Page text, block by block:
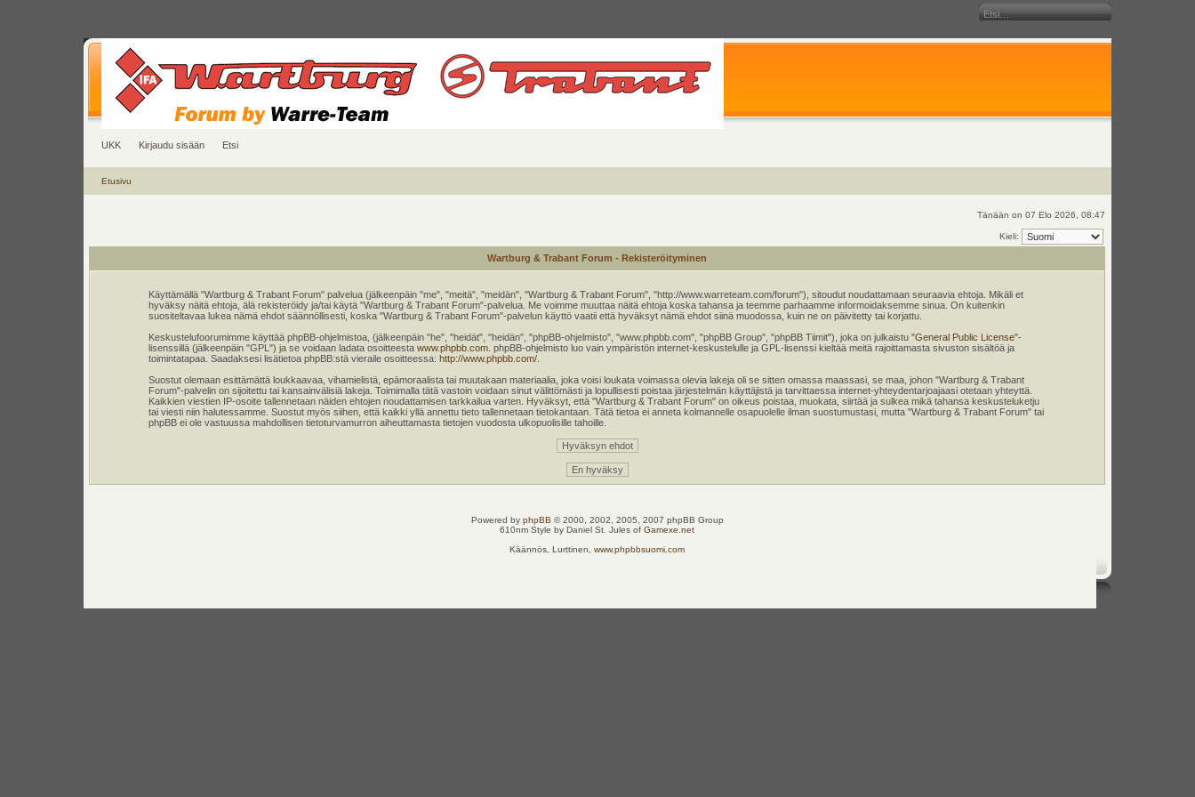
UKK Kirjaudu sisään Etsi
Etusivu
Tänään on 07 Elo 2026, 08:47
Kieli:
Wartburg & Trabant Forum - Rekisteröityminen
Käyttämällä "Wartburg & Trabant Forum" palvelua (jälkeenpäin "me", "meitä", "meidän", "Wartburg & Trabant Forum", "http://www.warreteam.com/forum"), sitoudut noudattamaan seuraavia ehtoja. Mikäli et
hyväksy näitä ehtoja, älä rekisteröidy ja/tai käytä "Wartburg & Trabant Forum"-palvelua. Me voimme muuttaa näitä ehtoja koska tahansa ja teemme parhaamme informoidaksemme sinua. On kuitenkin
suositeltavaa lukea nämä ehdot säännöllisesti, koska "Wartburg & Trabant Forum"-palvelun käyttö vaatii että hyväksyt nämä ehdot siinä muodossa, kuin ne on päivitetty tai korjattu.
Keskustelufoorumimme käyttää phpBB-ohjelmistoa, (jälkeenpäin "he", "heidät", "heidän", "phpBB-ohjelmisto", "www.phpbb.com", "phpBB Group", "phpBB Tiimit"), joka on julkaistu "General Public License"-
lisenssillä (jälkeenpäin "GPL") ja se voidaan ladata osoitteestawww.phpbb.com . phpBB-ohjelmisto luo vain ympäristön internet-keskustelulle ja GPL-lisenssi kieltää meitä rajoittamasta sivuston sisältöä ja
toimintatapaa. Saadaksesi lisätietoa phpBB:stä vieraile osoitteessa:http://www.phpbb.com/
Suostut olemaan esittämättä loukkaavaa, vihamielistä, epämoraalista tai muutakaan materiaalia, joka voisi loukata voimassa olevia lakeja oli se sitten omassa maassasi, se maa, johon "Wartburg & Trabant
Forum"-palvelin on sijoitettu tai kansainvälisiä lakeja. Toimimalla tätä vastoin voidaan sinut välittömästi ja lopullisesti poistaa järjestelmän käyttäjistä ja tarvittaessa internet-yhteydentarjoajaasi otetaan yhteyttä.
Kaikkien viestien IP-osoite tallennetaan näiden ehtojen noudattamisen tarkkailua varten. Hyväksyt, että "Wartburg & Trabant Forum" on oikeus poistaa, muokata, siirtää ja sulkea mikä tahansa keskusteluketju
tai viesti niin halutessamme. Suostut myös siihen, että kaikki yllä annettu tieto tallennetaan tietokantaan. Tätä tietoa ei anneta kolmannelle osapuolelle ilman suostumustasi, mutta "Wartburg & Trabant Forum" tai
phpBB ei ole vastuussa mahdollisen tietoturvamurron aiheuttamasta tietojen vuodosta ulkopuolisille tahoille.
Powered by phpBB © 2000, 2002, 2005, 2007 phpBB Group
610nm Style by Daniel St. Jules ofGamexe.net
Käännös, Lurttinen,www.phpbbsuomi.com